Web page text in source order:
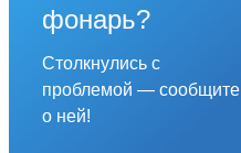
фонарь?
Столкнулись с
проблемой — сообщите
о ней!